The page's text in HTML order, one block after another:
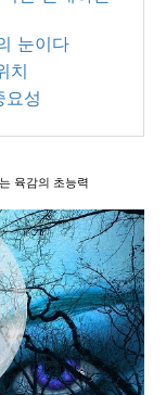
눈이다
치
요성
육감의 초능력